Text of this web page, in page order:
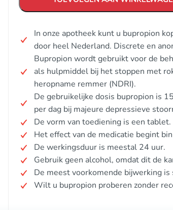
In onze apotheek kunt u bupropion
door heel Nederland. Discrete en
Bupropion wordt gebruikt voor de
als hulpmiddel bij het stoppen met
heropname remmer (NDRI).
De gebruikelijke dosis bupropion is
per dag bij majeure depressieve
De vorm van toediening is een tablet.
Het effect van de medicatie begint
De werkingsduur is meestal 24 uur.
Gebruik geen alcohol, omdat dit de
De meest voorkomende bijwerking
Wilt u bupropion proberen zonder